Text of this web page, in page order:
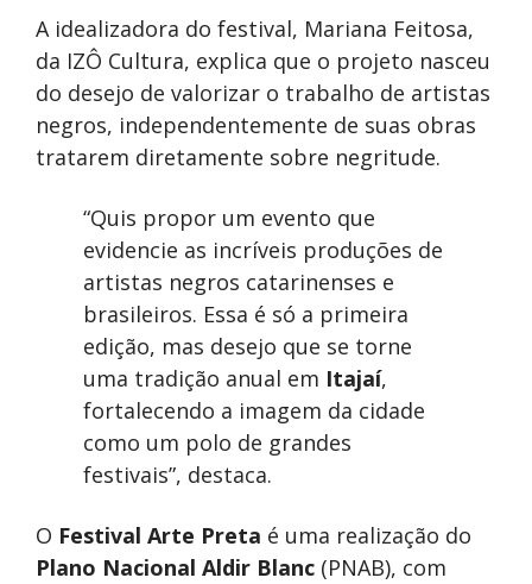
A idealizadora do festival, Mariana Feitosa,
da IZÔ Cultura, explica que o projeto nasceu
do desejo de valorizar o trabalho de artistas
negros, independentemente de suas obras
tratarem diretamente sobre negritude.
“Quis propor um evento que
evidencie as incríveis produções de
artistas negros catarinenses e
brasileiros. Essa é só a primeira
edição, mas desejo que se torne
uma tradição anual em Itajaí,
fortalecendo a imagem da cidade
como um polo de grandes
festivais”, destaca.
O Festival Arte Preta é uma realização do
Plano Nacional Aldir Blanc (PNAB), com